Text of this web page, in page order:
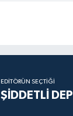
EDITÖRÜN SEÇTIĞI
ŞİDDETLİ